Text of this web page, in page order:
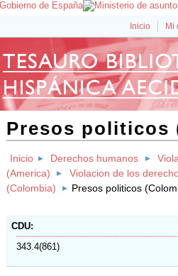
Inicio Mi
Presos politicos
Inicio Derechos humanos
(America)
Violacion de los
(Colombia)
Presos politicos
CDU
343.4(861)